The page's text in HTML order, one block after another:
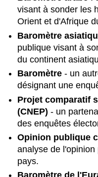
publique
et
socialisation
politique
Section
#10
.3 :
Mesurer
l'opinion
Section
#10
.4 :
Étude
cas
comparative
-
visant à sonder les
Orient et d'Afrique
Baromètre
publique visant à
du continent
Baromètre - un
désignant une
Projet comparatif
(CNEP) - un
des enquêtes
Opinion publique
analyse de
pays.